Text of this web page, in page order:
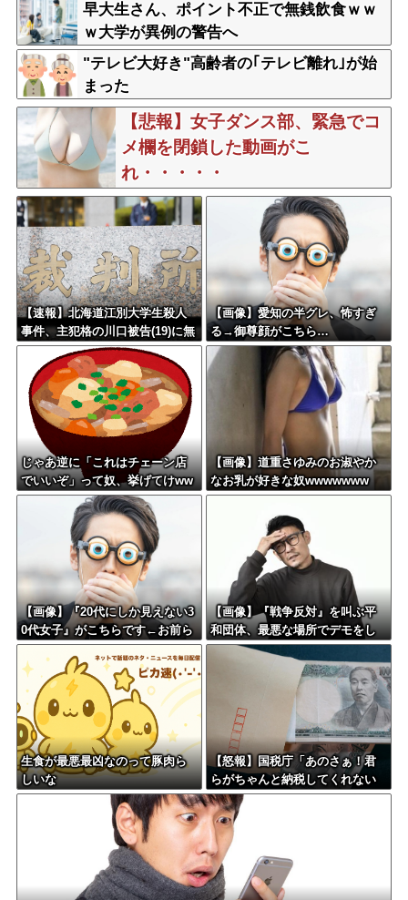
早大生さん、ポイント不正で無銭飲食ｗｗ
ｗ大学が異例の警告へ
"テレビ大好き"高齢者の｢テレビ離れ｣が始
まった
【悲報】女子ダンス部、緊急でコ
メ欄を閉鎖した動画がこ
れ・・・・・
【速報】北海道江別大学生殺人
事件、主犯格の川口被告(19)に無
期懲役の判決←これ、妥当だと
思う？？？？？？
【画像】愛知の半グレ、怖すぎ
る→御尊顔がこちら…
じゃあ逆に「これはチェーン店
でいいぞ」って奴、挙げてけww
wwwwwww
【画像】道重さゆみのお淑やか
なお乳が好きな奴wwwwwww
【画像】『20代にしか見えない3
0代女子』がこちらです←お前ら
から見てどう？？？？？？？
【画像】『戦争反対』を叫ぶ平
和団体、最悪な場所でデモをし
てしまう
生食が最悪最凶なのって豚肉ら
しいな
【怒報】国税庁「あのさぁ！君
らがちゃんと納税してくれない
とこうなっちゃうけどどうす
る？！」←これw w w w w w w
w